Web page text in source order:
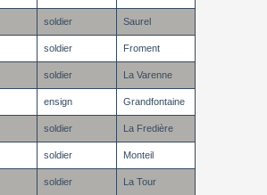
soldier Saurel
soldier Froment
soldier La Varenne
ensign Grandfontaine
soldier La Fredière
soldier Monteil
soldier La Tour